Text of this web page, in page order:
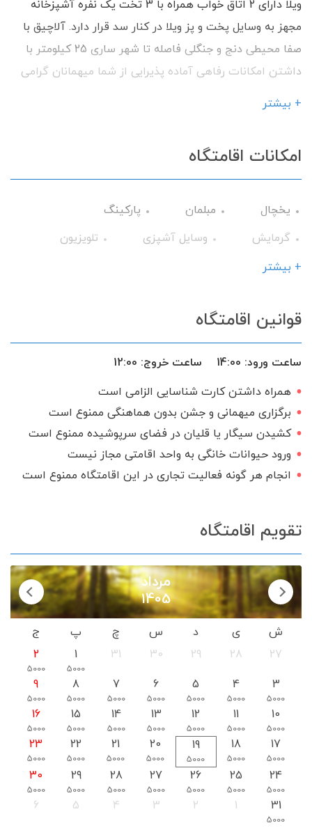
ویلا دارای 2 اتاق خواب همراه با 3 تخت یک نفره آشپزخانه
مجهز به وسایل پخت و پز ویلا در کنار سد قرار دارد. آلاچیق با
صفا محیطی دنج و جنگلی فاصله تا شهر ساری 25 کیلومتر با
داشتن امکانات رفاهی آماده پذیرایی از شما میهمانان گرامی
+ بیشتر
امکانات اقامتگاه
یخچال مبلمان
پارکینگ
گرمایش
وسایل آشپزی
تلویزیون
سرویس فرنگی
تخت و سرویس خواب
اینترنت
منبع آب ذخیره
تحویل 24 ساعته
گیرنده دیجیتال
سرویس ایرانی
+ بیشتر
قوانین اقامتگاه
ساعت ورود: 14:00 ساعت خروج: 12:00
همراه داشتن کارت شناسایی الزامی است
برگزاری میهمانی و جشن بدون هماهنگی ممنوع است
کشیدن سیگار یا قلیان در فضای سرپوشیده ممنوع است
ورود حیوانات خانگی به واحد اقامتی مجاز نیست
انجام هر گونه فعالیت تجاری در این اقامتگاه ممنوع است
تقویم اقامتگاه
مرداد
1405
ش ی د س چ پ
ج
27
28
29
30
31
1
5000
2
5000
3
5000
4
5000
5
5000
6
5000
7
5000
8
5000
9
5000
10
5000
11
5000
12
5000
13
5000
14
5000
15
5000
16
5000
17
5000
18
5000
19
5000
20
5000
21
5000
22
5000
23
5000
24
5000
25
5000
26
5000
27
5000
28
5000
29
5000
30
5000
31
5000
1
2
3
4
5
6